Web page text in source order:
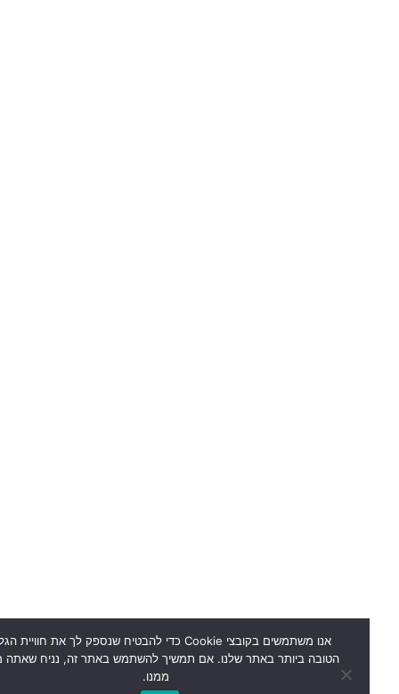
אנו משתמשים בקובצי Cookie כדי להבטיח שנספק לך את חוויית הגלישה
הטובה ביותר באתר שלנו. אם תמשיך להשתמש באתר זה, נניח שאתה מרוצה